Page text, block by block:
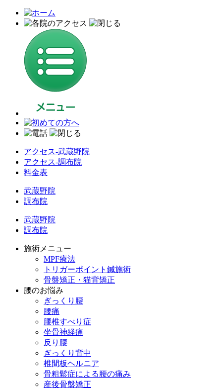
アクセス-武蔵野院
アクセス-調布院
料金表
武蔵野院
調布院
武蔵野院
調布院
施術メニュー
MPF療法
トリガーポイント鍼施術
骨盤矯正・猫背矯正
腰のお悩み
ぎっくり腰
腰痛
腰椎すべり症
坐骨神経痛
反り腰
ぎっくり背中
椎間板ヘルニア
骨粗鬆症による腰の痛み
産後骨盤矯正